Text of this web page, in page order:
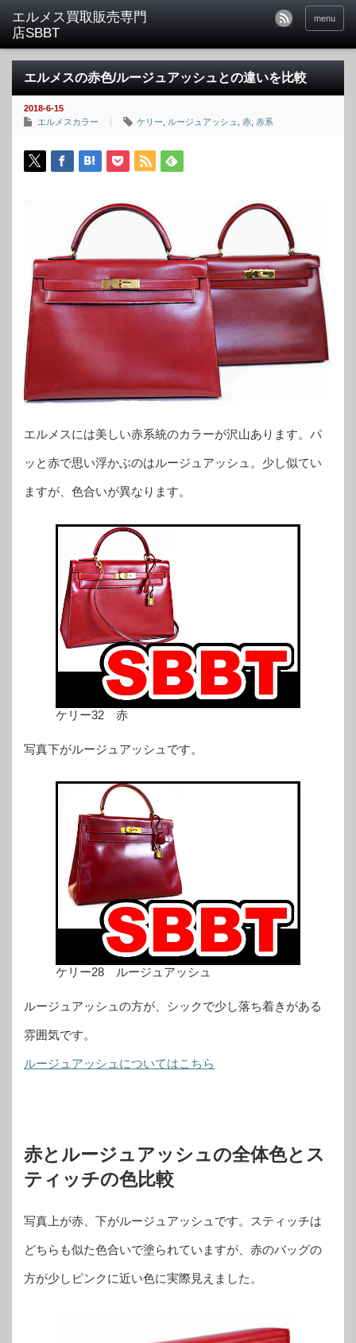
menu
エルメスの赤色/ルージュアッシュとの違いを比較
2018-6-15
エルメスカラー
ケリー ルージュアッシュ 赤 赤系
エルメスには美しい赤系統のカラーが沢山あります。パ
ッと赤で思い浮かぶのはルージュアッシュ。少し似てい
ますが、色合いが異なります。
ケリー32 赤
写真下がルージュアッシュです。
ケリー28 ルージュアッシュ
ルージュアッシュの方が、シックで少し落ち着きがある
雰囲気です。
ルージュアッシュについてはこちら
赤とルージュアッシュの全体色とス
ティッチの色比較
写真上が赤、下がルージュアッシュです。スティッチは
どちらも似た色合いで塗られていますが、赤のバッグの
方が少しピンクに近い色に実際見えました。